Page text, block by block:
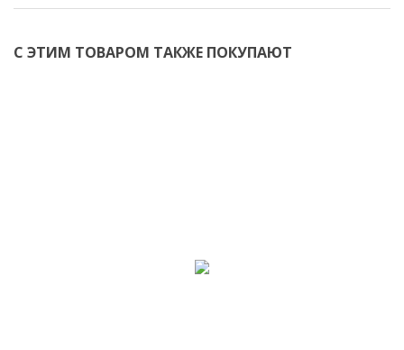
С ЭТИМ ТОВАРОМ ТАКЖЕ ПОКУПАЮТ